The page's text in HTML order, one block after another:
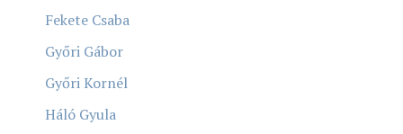
Fekete Csaba
Győri Gábor
Győri Kornél
Háló Gyula